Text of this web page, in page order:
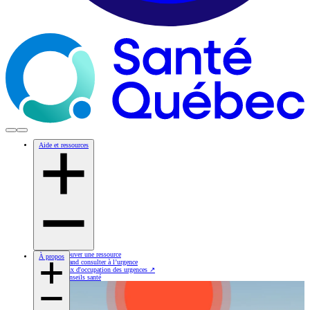
Aide et ressources
Trouver une ressource
Quand consulter à l’urgence
Taux d'occupation des urgences ↗
Conseils santé
À propos